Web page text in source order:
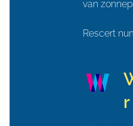
van
Rescert
r